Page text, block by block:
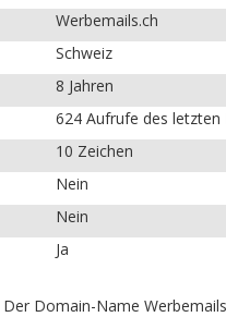
Werbemails.ch
Schweiz
8 Jahren
624 Aufrufe des letzten
10 Zeichen
Nein
Nein
Ja
Domain-Name